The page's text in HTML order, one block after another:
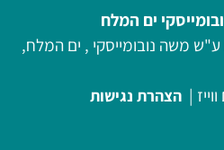
ים המלח
משה נובומייסקי , ים המלח,
| הצהרת נגישות